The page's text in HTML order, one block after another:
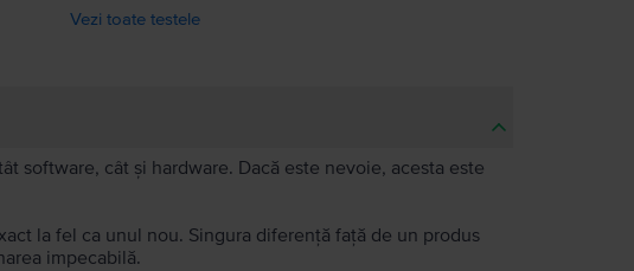
Vezi toate testele
software, cât și hardware. Dacă este nevoie, acesta este
la fel ca unul nou. Singura diferență față de un produs
impecabilă.